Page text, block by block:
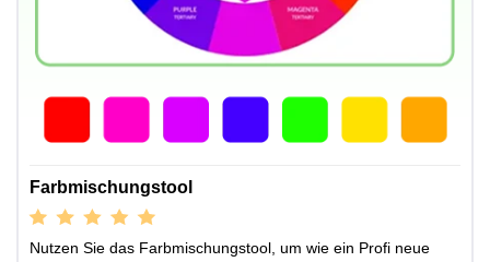
Farbmischungstool
Nutzen Sie das Farbmischungstool, um wie ein Profi neue